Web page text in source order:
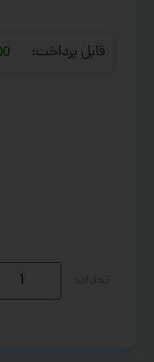
قابل پرداخت: